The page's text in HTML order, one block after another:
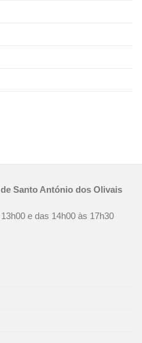
Santo António dos Olivais
e das 14h00 às 17h30